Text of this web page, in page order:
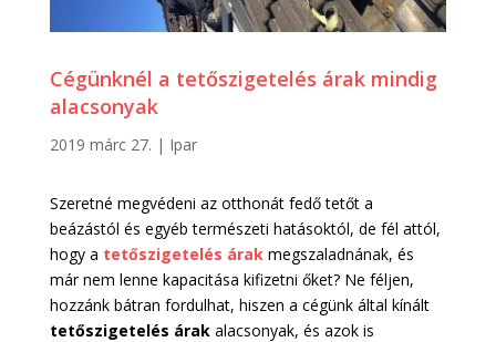
Cégünknél a tetőszigetelés árak mindig
alacsonyak
2019 márc 27. | Ipar
Szeretné megvédeni az otthonát fedő tetőt a
beázástól és egyéb természeti hatásoktól, de fél attól,
hogy a tetőszigetelés árak megszaladnának, és
már nem lenne kapacitása kifizetni őket? Ne féljen,
hozzánk bátran fordulhat, hiszen a cégünk által kínált
tetőszigetelés árakalacsonyak, és azok is